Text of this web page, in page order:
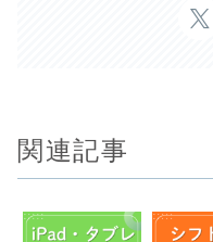
関連記事